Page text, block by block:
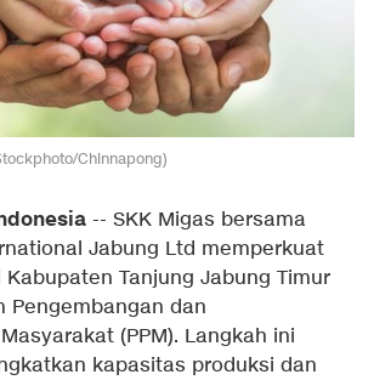
Chinnapong)
-- SKK Migas bersama
Jabung Ltd memperkuat
Tanjung Jabung Timur
Pengembangan dan
(PPM). Langkah ini
kapasitas produksi dan